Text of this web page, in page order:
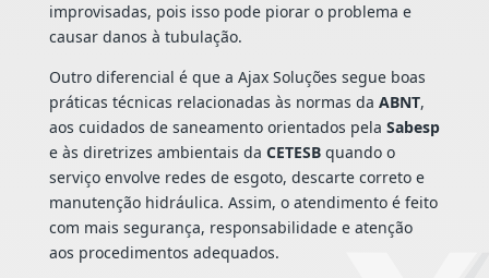
improvisadas, pois isso pode piorar o problema e
causar danos à tubulação.
Outro diferencial é que a Ajax Soluções segue boas
práticas técnicas relacionadas às normas da ABNT,
aos cuidados de saneamento orientados pela Sabesp
e às diretrizes ambientais da CETESBquando o
serviço envolve redes de esgoto, descarte correto e
manutenção hidráulica. Assim, o atendimento é feito
com mais segurança, responsabilidade e atenção
aos procedimentos adequados.